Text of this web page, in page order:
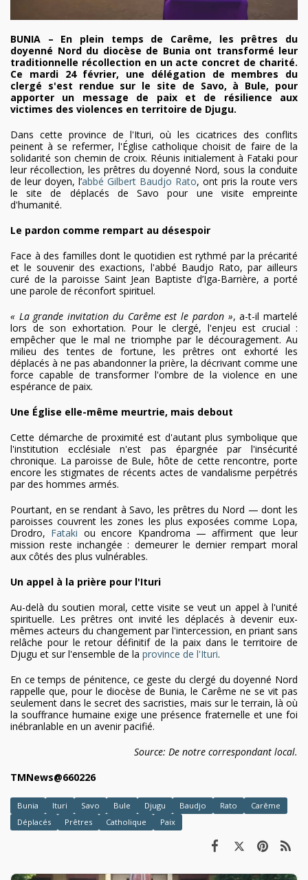
BUNIA – En plein temps de Carême, les prêtres du
doyenné Nord du diocèse de Bunia ont transformé leur
traditionnelle récollection en un acte concret de charité.
Ce mardi 24 février, une délégation de membres du
clergé s'est rendue sur le site de Savo, à Bule, pour
apporter un message de paix et de résilience aux
victimes des violences en territoire de Djugu.
Dans cette province de l'Ituri, où les cicatrices des conflits
peinent à se refermer, l'Église catholique choisit de faire de la
solidarité son chemin de croix. Réunis initialement à Fataki pour
leur récollection, les prêtres du doyenné Nord, sous la conduite
de leur doyen, l’abbé Gilbert Baudjo Rato, ont pris la route vers
le site de déplacés de Savo pour une visite empreinte
d'humanité.
Le pardon comme rempart au désespoir
Face à des familles dont le quotidien est rythmé par la précarité
et le souvenir des exactions, l'abbé Baudjo Rato, par ailleurs
curé de la paroisse Saint Jean Baptiste d’Iga-Barrière, a porté
une parole de réconfort spirituel.
« La grande invitation du Carême est le pardon », a-t-il martelé
lors de son exhortation. Pour le clergé, l'enjeu est crucial :
empêcher que le mal ne triomphe par le découragement. Au
milieu des tentes de fortune, les prêtres ont exhorté les
déplacés à ne pas abandonner la prière, la décrivant comme une
force capable de transformer l'ombre de la violence en une
espérance de paix.
Une Église elle-même meurtrie, mais debout
Cette démarche de proximité est d'autant plus symbolique que
l'institution ecclésiale n'est pas épargnée par l'insécurité
chronique. La paroisse de Bule, hôte de cette rencontre, porte
encore les stigmates de récents actes de vandalisme perpétrés
par des hommes armés.
Pourtant, en se rendant à Savo, les prêtres du Nord — dont les
paroisses couvrent les zones les plus exposées comme Lopa,
Drodro, Fataki ou encore Kpandroma — affirment que leur
mission reste inchangée : demeurer le dernier rempart moral
aux côtés des plus vulnérables.
Un appel à la prière pour l'Ituri
Au-delà du soutien moral, cette visite se veut un appel à l'unité
spirituelle. Les prêtres ont invité les déplacés à devenir eux-
mêmes acteurs du changement par l'intercession, en priant sans
relâche pour le retour définitif de la paix dans le territoire de
Djugu et sur l'ensemble de la province de l'Ituri.
En ce temps de pénitence, ce geste du clergé du doyenné Nord
rappelle que, pour le diocèse de Bunia, le Carême ne se vit pas
seulement dans le secret des sacristies, mais sur le terrain, là où
la souffrance humaine exige une présence fraternelle et une foi
inébranlable en un avenir pacifié.
Source: De notre correspondant local.
TMNews@660226
Bunia Ituri Savo Bule Djugu Baudjo Rato
Carême
Déplacés
Prêtres Catholique Paix